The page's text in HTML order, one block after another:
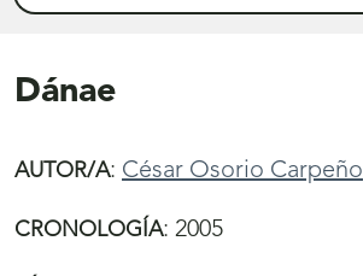
Dánae
AUTOR/A: César Osorio Carpeño
CRONOLOGÍA: 2005